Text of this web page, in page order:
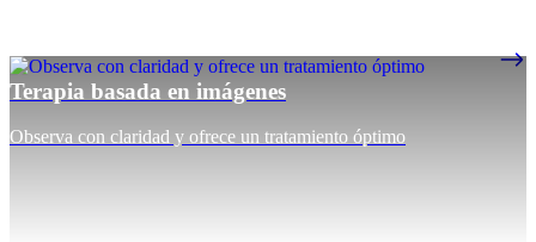
Terapia basada en imágenes
Observa con claridad y ofrece un tratamiento óptimo